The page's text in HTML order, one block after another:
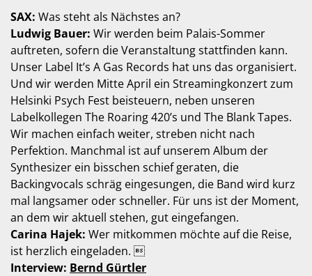
SAX: Was steht als Nächstes an?
Ludwig Bauer: Wir werden beim Palais-Sommer
auftreten, sofern die Veranstaltung stattfinden kann.
Unser Label It’s A Gas Records hat uns das organisiert.
Und wir werden Mitte April ein Streamingkonzert zum
Helsinki Psych Fest beisteuern, neben unseren
Labelkollegen The Roaring 420’s und The Blank Tapes.
Wir machen einfach weiter, streben nicht nach
Perfektion. Manchmal ist auf unserem Album der
Synthesizer ein bisschen schief geraten, die
Backingvocals schräg eingesungen, die Band wird kurz
mal langsamer oder schneller. Für uns ist der Moment,
an dem wir aktuell stehen, gut eingefangen.
Carina Hajek: Wer mitkommen möchte auf die Reise,
ist herzlich eingeladen. 
Interview: Bernd Gürtler